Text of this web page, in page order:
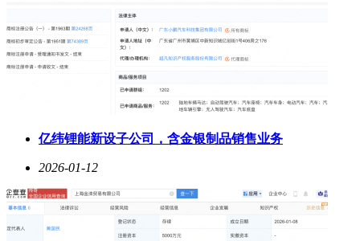
亿纬锂能新设子公司，含金银制品销售业务
2026-01-12